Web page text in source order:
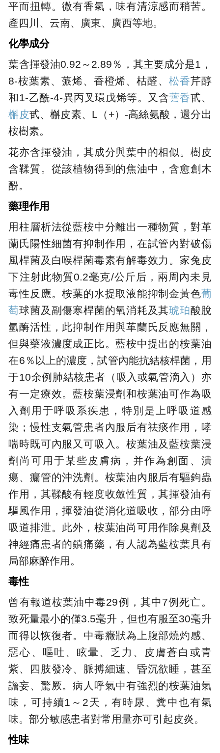
平而扭轉。微有香氣，味有清涼感而稍苦。
產四川、云南、廣東、廣西等地。
化學成分
葉含揮發油0.92～2.89％，其主要成分是1，
8-桉葉素、蒎烯、香橙烯、枯醛、 松香芹醇
和1-乙酰-4-異丙叉環戊烯等。又含蕓香甙、
槲皮甙、槲皮素、L（+）-高絲氨酸，還分出
桉樹素。
花亦含揮發油，其成分與葉中的相似。樹皮
含鞣質。從該植物得到的焦油中，含愈創木
酚。
藥理作用
用柱層析法從藍桉中分離出一種物質，對革
蘭氏陽性細菌有抑制作用，在試管內對破傷
風桿菌及白喉桿菌毒素有解毒效力。家兔皮
下注射此物質0.2毫克/公斤后，兩周內未見
毒性反應。桉葉的水提取液能抑制金黃色葡
萄球菌及副傷寒桿菌的氧消耗及其琥珀酸脫
氫酶活性，此抑制作用與革蘭氏反應無關，
但與藥液濃度成正比。藍桉中提出的桉葉油
在6％以上的濃度，試管內能抗結核桿菌，用
于10余例肺結核患者（吸入或氣管滴入）亦
有一定療效。藍桉葉浸劑和桉葉油可作為吸
入劑用于呼吸系疾患，特別是上呼吸道感
染；慢性支氣管患者內服后有祛痰作用，哮
喘時既可內服又可吸入。桉葉油及藍桉葉浸
劑尚可用于某些皮膚病，并作為創面、潰
瘍、瘺管的沖洗劑。桉葉油內服后有驅鉤蟲
作用，其鞣酸有輕度收斂性質，其揮發油有
驅風作用，揮發油從消化道吸收，部分由呼
吸道排泄。此外，桉葉油尚可用作除臭劑及
神經痛患者的鎮痛藥，有人認為藍桉葉具有
局部麻醉作用。
毒性
曾有報道桉葉油中毒29例，其中7例死亡。
致死量最小的僅3.5毫升，但也有服至30毫升
而得以恢復者。中毒癥狀為上腹部燒灼感、
惡心、嘔吐、眩暈、乏力、皮膚蒼白或青
紫、四肢發冷、脈搏細速、昏沉欲睡，甚至
譫妄、驚厥。病人呼氣中有強烈的桉葉油氣
味，可持續1～2天，有時尿、糞中也有氣
味。部分敏感患者對常用量亦可引起皮炎。
性味